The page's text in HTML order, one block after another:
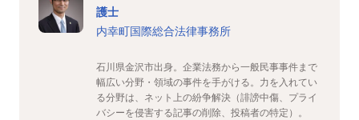
護士
内幸町国際総合法律事務所
石川県金沢市出身。企業法務から一般民事事件まで
幅広い分野・領域の事件を手がける。力を入れてい
る分野は、ネット上の紛争解決（誹謗中傷、プライ
バシーを侵害する記事の削除、投稿者の特定）。